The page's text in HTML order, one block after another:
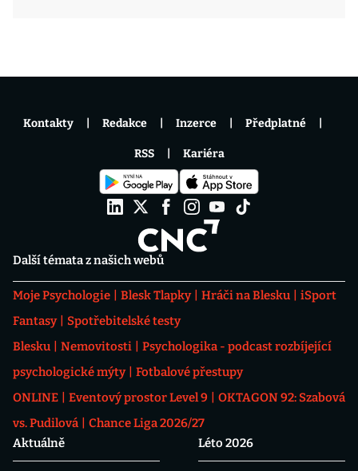
Další témata z našich webů
Moje Psychologie Blesk Tlapky Hráči na Blesku
iSport
Fantasy
Spotřebitelské testy
Blesku
Nemovitosti
Psychologika - podcast rozbíjející
psychologické mýty
Fotbalové přestupy
ONLINE
Eventový prostor Level 9
OKTAGON 92: Szabová
vs. Pudilová
Chance Liga 2026/27
Aktuálně
Léto 2026
Kontakty Redakce Inzerce Předplatné
RSS Kariéra